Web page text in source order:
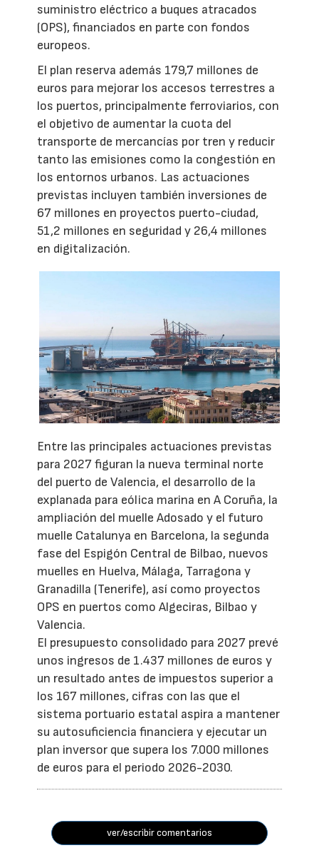
suministro eléctrico a buques atracados
(OPS), financiados en parte con fondos
europeos.
El plan reserva además 179,7 millones de
euros para mejorar los accesos terrestres a
los puertos, principalmente ferroviarios, con
el objetivo de aumentar la cuota del
transporte de mercancías por tren y reducir
tanto las emisiones como la congestión en
los entornos urbanos. Las actuaciones
previstas incluyen también inversiones de
67 millones en proyectos puerto-ciudad,
51,2 millones en seguridad y 26,4 millones
en digitalización.
Entre las principales actuaciones previstas
para 2027 figuran la nueva terminal norte
del puerto de Valencia, el desarrollo de la
explanada para eólica marina en A Coruña, la
ampliación del muelle Adosado y el futuro
muelle Catalunya en Barcelona, la segunda
fase del Espigón Central de Bilbao, nuevos
muelles en Huelva, Málaga, Tarragona y
Granadilla (Tenerife), así como proyectos
OPS en puertos como Algeciras, Bilbao y
Valencia.
El presupuesto consolidado para 2027 prevé
unos ingresos de 1.437 millones de euros y
un resultado antes de impuestos superior a
los 167 millones, cifras con las que el
sistema portuario estatal aspira a mantener
su autosuficiencia financiera y ejecutar un
plan inversor que supera los 7.000 millones
de euros para el periodo 2026-2030.
ver/escribir comentarios